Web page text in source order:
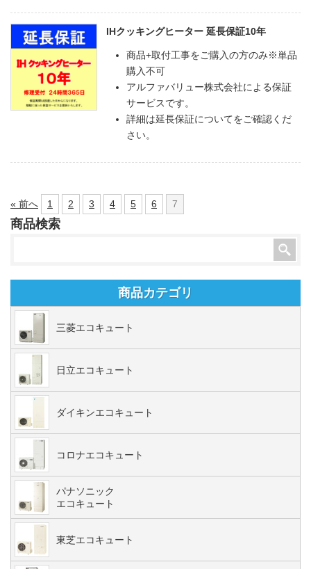
IHクッキングヒーター 延長保証10年
商品+取付工事をご購入の方のみ※単品
購入不可
アルファバリュー株式会社による保証
サービスです。
詳細は延長保証についてをご確認くだ
さい。
« 前へ 1 2 3 4 5 6 7
商品検索
商品カテゴリ
三菱エコキュート
日立エコキュート
ダイキンエコキュート
コロナエコキュート
パナソニック
エコキュート
東芝エコキュート